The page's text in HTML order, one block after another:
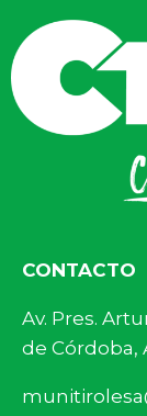
CONTACTO
Av. Pres.
de Córdoba,